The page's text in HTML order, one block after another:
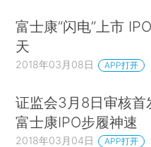
富士康“闪电”上市
天
2018年03月08日 APP打开
证监会3月8日审核首
富士康IPO步履神速
2018年03月04日 APP打开